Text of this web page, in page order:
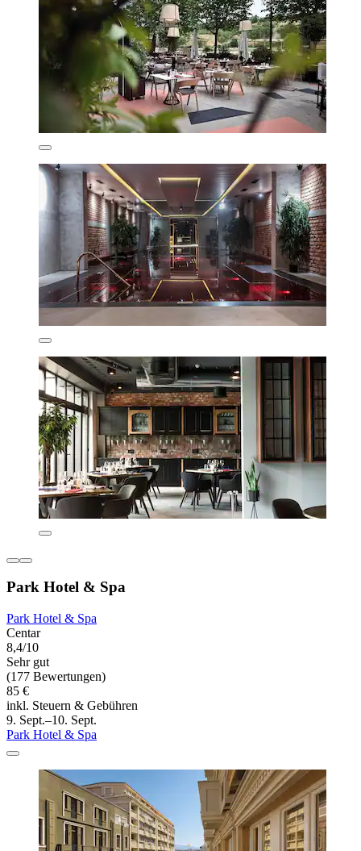
Park Hotel & Spa
Park Hotel & Spa
Centar
8,4/10
Sehr gut
(177 Bewertungen)
85 €
inkl. Steuern & Gebühren
9. Sept.–10. Sept.
Park Hotel & Spa